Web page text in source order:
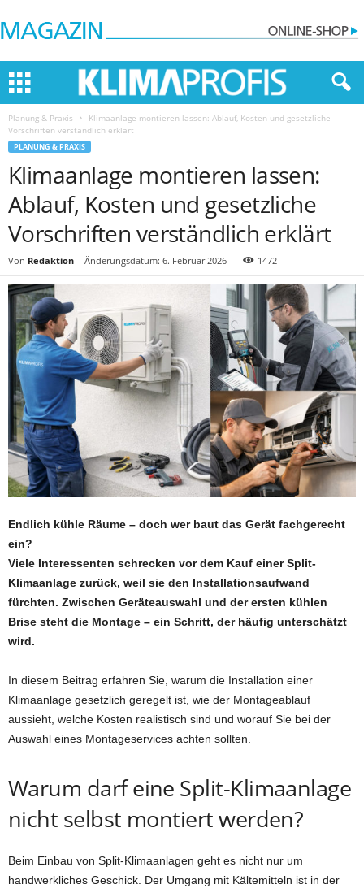
Planung & Praxis
Klimaanlage montieren lassen: Ablauf, Kosten und gesetzliche
Vorschriften verständlich erklärt
PLANUNG & PRAXIS
Klimaanlage montieren lassen:
Ablauf, Kosten und gesetzliche
Vorschriften verständlich erklärt
Von Redaktion - Änderungsdatum: 6. Februar 2026 1472
Endlich kühle Räume – doch wer baut das Gerät fachgerecht
ein?
Viele Interessenten schrecken vor dem Kauf einer Split-
Klimaanlage zurück, weil sie den Installationsaufwand
fürchten. Zwischen Geräteauswahl und der ersten kühlen
Brise steht die Montage – ein Schritt, der häufig unterschätzt
wird.
In diesem Beitrag erfahren Sie, warum die Installation einer
Klimaanlage gesetzlich geregelt ist, wie der Montageablauf
aussieht, welche Kosten realistisch sind und worauf Sie bei der
Auswahl eines Montageservices achten sollten.
Warum darf eine Split-Klimaanlage
nicht selbst montiert werden?
Beim Einbau von Split-Klimaanlagen geht es nicht nur um
handwerkliches Geschick. Der Umgang mit Kältemitteln ist in der